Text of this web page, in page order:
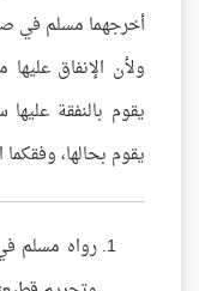
أخرجهما مسلم في
ولأن الإنفاق
يقوم بالنفقة
يقوم بحالها،
رواه مسلم